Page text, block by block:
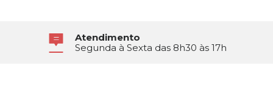
Atendimento
Segunda à Sexta das 8h30 às 17h